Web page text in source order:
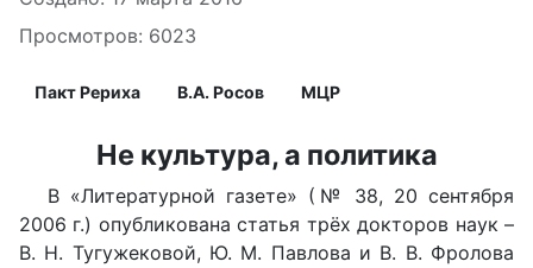
Просмотров: 6023
Пакт Рериха В.А. Росов МЦР
Не культура, а политика
В «Литературной газете» (№ 38, 20 сентября
2006 г.) опубликована статья трёх докторов наук –
В. Н. Тугужековой, Ю. М. Павлова и В. В. Фролова